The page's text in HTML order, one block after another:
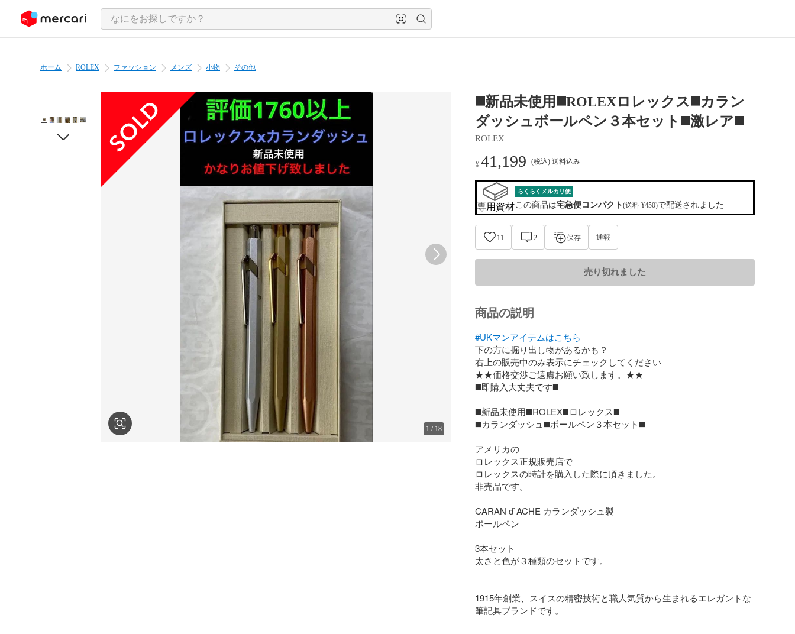
ツにスキップ
ホーム ROLEX ファッション メンズ 小物 その他
1 / 18
◼️新品未使用◼️ROLEXロレックス◼️カラン
ダッシュボールペン３本セット◼️激レア◼️
ROLEX
¥41,199 (税込) 送料込み
専用資材
らくらくメルカリ便
この商品は宅急便コンパクト(送料 ¥450)で配送されました
11 2 保存 通報
売り切れました
商品の説明
#UKマンアイテムはこちら
下の方に掘り出し物があるかも？
右上の販売中のみ表示にチェックしてください
★★価格交渉ご遠慮お願い致します。★★
◼️即購入大丈夫です◼️
◼️新品未使用◼️ROLEX◼️ロレックス◼️
◼️カランダッシュ◼️ボールペン３本セット◼️
アメリカの
ロレックス正規販売店で
ロレックスの時計を購入した際に頂きました。
非売品です。
CARAN d`ACHE カランダッシュ製
ボールペン
3本セット
太さと色が３種類のセットです。
1915年創業、スイスの精密技術と職人気質から生まれるエレガントな
筆記具ブランドです。